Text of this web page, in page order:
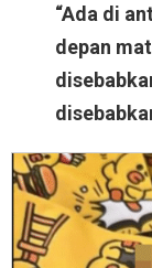
“Ada di
depan